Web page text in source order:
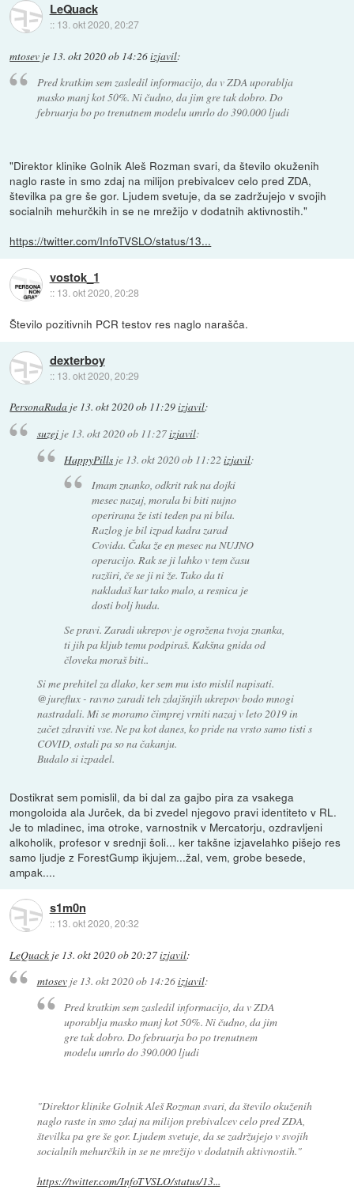
LeQuack
:: 13. okt 2020, 20:27
mtosev je 13. okt 2020 ob 14:26izjavil:
Pred kratkim sem zasledil informacijo, da v ZDA uporablja
masko manj kot 50%. Ni čudno, da jim gre tak dobro. Do
februarja bo po trenutnem modelu umrlo do 390.000 ljudi
"Direktor klinike Golnik Aleš Rozman svari, da število okuženih
naglo raste in smo zdaj na milijon prebivalcev celo pred ZDA,
številka pa gre še gor. Ljudem svetuje, da se zadržujejo v svojih
socialnih mehurčkih in se ne mrežijo v dodatnih aktivnostih."
https://twitter.com/InfoTVSLO/status/13...
vostok_1
:: 13. okt 2020, 20:28
Število pozitivnih PCR testov res naglo narašča.
dexterboy
:: 13. okt 2020, 20:29
PersonaRuda je 13. okt 2020 ob 11:29izjavil:
suzejje 13. okt 2020 ob 11:27izjavil:
HappyPills je 13. okt 2020 ob 11:22izjavil:
Imam znanko, odkrit rak na dojki
mesec nazaj, morala bi biti nujno
operirana že isti teden pa ni bila.
Razlog je bil izpad kadra zarad
Covida. Čaka že en mesec na NUJNO
operacijo. Rak se ji lahko v tem času
razširi, če se ji ni že. Tako da ti
nakladaš kar tako malo, a resnica je
dosti bolj huda.
Se pravi. Zaradi ukrepov je ogrožena tvoja znanka,
ti jih pa kljub temu podpiraš. Kakšna gnida od
človeka moraš biti..
Si me prehitel za dlako, ker sem mu isto mislil napisati.
@jureflux - ravno zaradi teh zdajšnjih ukrepov bodo mnogi
nastradali. Mi se moramo čimprej vrniti nazaj v leto 2019 in
začet zdraviti vse. Ne pa kot danes, ko pride na vrsto samo tisti s
COVID, ostali pa so na čakanju.
Budalo si izpadel.
Dostikrat sem pomislil, da bi dal za gajbo pira za vsakega
mongoloida ala Jurček, da bi zvedel njegovo pravi identiteto v RL.
Je to mladinec, ima otroke, varnostnik v Mercatorju, ozdravljeni
alkoholik, profesor v srednji šoli... ker takšne izjavelahko pišejo res
samo ljudje z ForestGump ikjujem...žal, vem, grobe besede,
ampak....
s1m0n
:: 13. okt 2020, 20:32
LeQuack je 13. okt 2020 ob 20:27izjavil:
mtosevje 13. okt 2020 ob 14:26izjavil:
Pred kratkim sem zasledil informacijo, da v ZDA
uporablja masko manj kot 50%. Ni čudno, da jim
gre tak dobro. Do februarja bo po trenutnem
modelu umrlo do 390.000 ljudi
"Direktor klinike Golnik Aleš Rozman svari, da število okuženih
naglo raste in smo zdaj na milijon prebivalcev celo pred ZDA,
številka pa gre še gor. Ljudem svetuje, da se zadržujejo v svojih
socialnih mehurčkih in se ne mrežijo v dodatnih aktivnostih."
https://twitter.com/InfoTVSLO/status/13...